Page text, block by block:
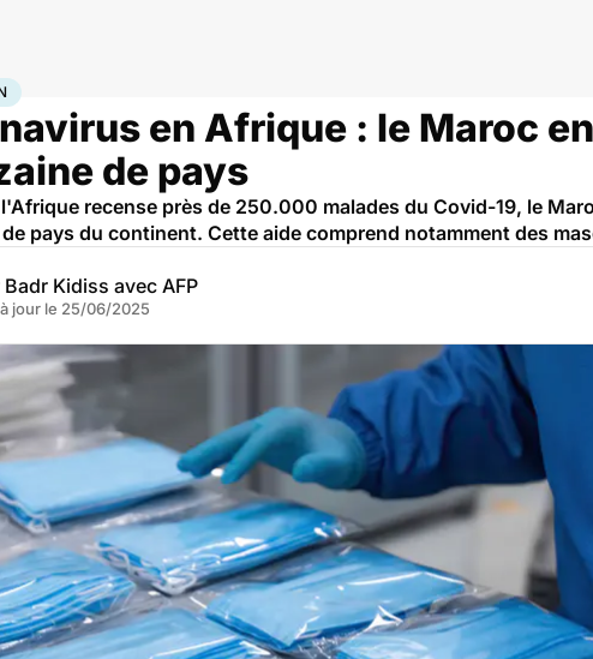
en Afrique : le Maroc
de pays
recense près de 250.000 malades du Covid-19, le
pays du continent. Cette aide comprend notamment des
Badr Kidiss avec AFP
jour le 25/06/2025